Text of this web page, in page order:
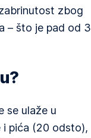
zbog
– što je pad od 3
se ulaže u
i pića (20 odsto),